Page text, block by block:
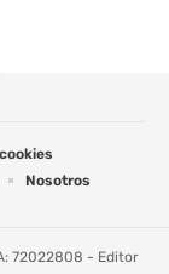
Nosotros
72022808 - Editor